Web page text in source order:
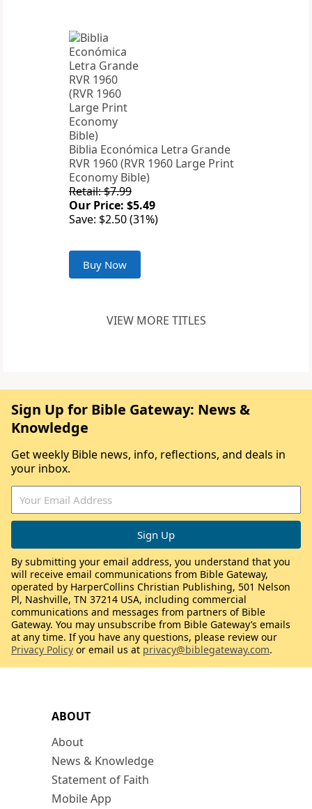
Biblia Económica Letra Grande
RVR 1960 (RVR 1960 Large Print
Economy Bible)
Retail: $7.99
Our Price: $5.49
Save: $2.50 (31%)
Buy Now
VIEW MORE TITLES
ABOUT
About
News & Knowledge
Statement of Faith
Mobile App
Sign Up for Bible Gateway: News &
Knowledge
Get weekly Bible news, info, reflections, and deals in
your inbox.
By submitting your email address, you understand that you
will receive email communications from Bible Gateway,
operated by HarperCollins Christian Publishing, 501 Nelson
Pl, Nashville, TN 37214 USA, including commercial
communications and messages from partners of Bible
Gateway. You may unsubscribe from Bible Gateway’s emails
at any time. If you have any questions, please review our
Privacy Policy or email us at privacy@biblegateway.com.